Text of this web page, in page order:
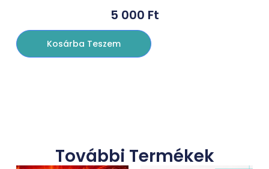
5 000 Ft
Kosárba Teszem
További Termékek